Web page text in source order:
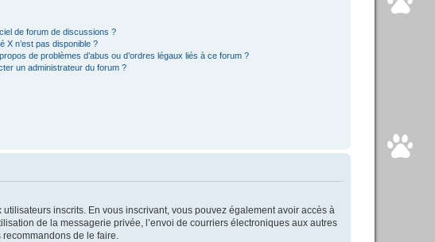
de forum de discussions ?
X n’est pas disponible ?
de problèmes d’abus ou d’ordres légaux liés à ce forum ?
un administrateur du forum ?
inscrits. En vous inscrivant, vous pouvez également avoir accès à
de la messagerie privée, l’envoi de courriers électroniques aux autres
de le faire.